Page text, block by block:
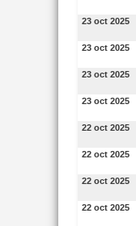
23 oct 2025
23 oct 2025
23 oct 2025
23 oct 2025
22 oct 2025
22 oct 2025
22 oct 2025
22 oct 2025